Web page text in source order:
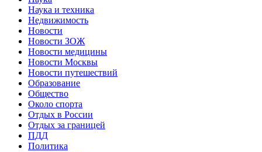
Наука и техника
Недвижимость
Новости
Новости ЗОЖ
Новости медицины
Новости Москвы
Новости путешествий
Образование
Общество
Около спорта
Отдых в России
Отдых за границей
ПДД
Политика